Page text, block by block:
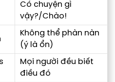
Có chuyện gì
vậy?/Chào!
Không thể phàn nàn
(ý là ổn)
Mọi người đều biết
điều đó